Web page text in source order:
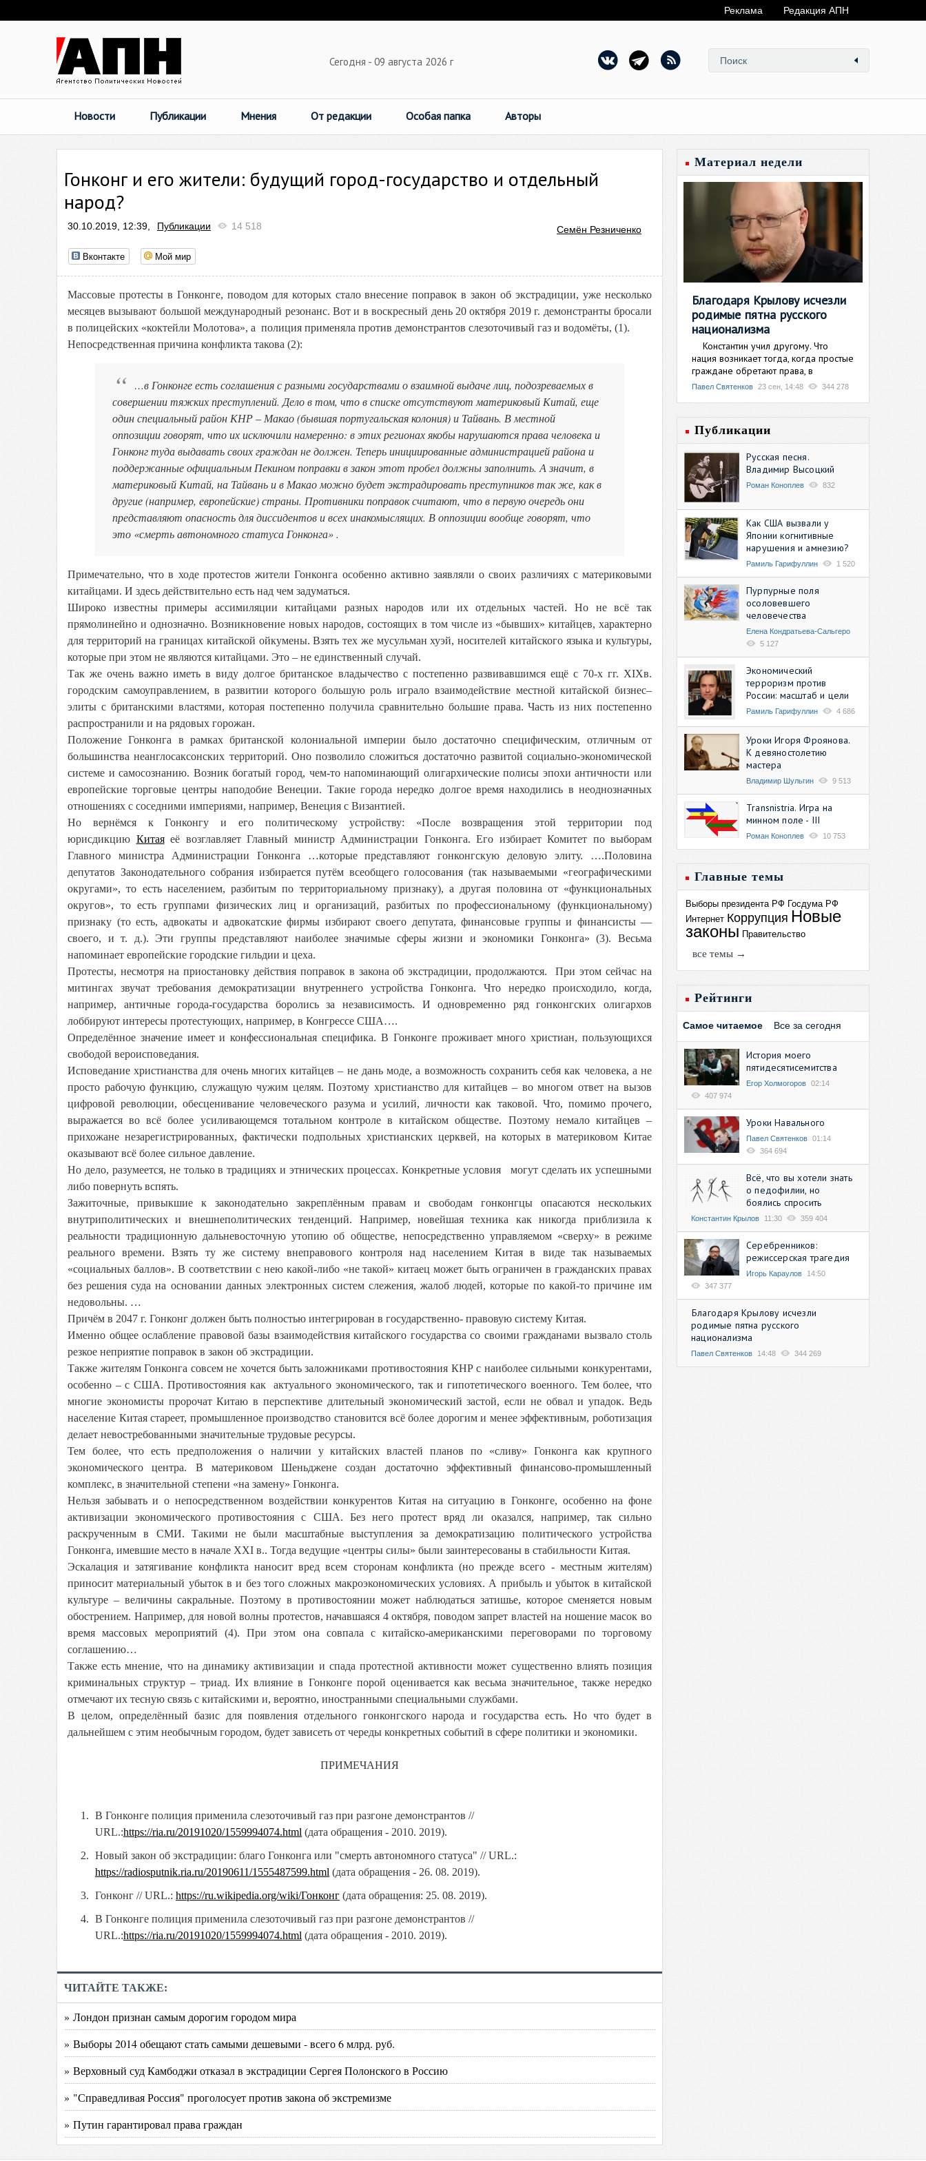
Реклама Редакция АПН
Сегодня - 09 августа 2026 г
Новости Публикации Мнения От редакции Особая папка Авторы
Гонконг и его жители: будущий город-государство и отдельный
народ?
30.10.2019, 12:39, Публикации 14 518 Семён Резниченко
Вконтакте Мой мир
Массовые протесты в Гонконге, поводом для которых стало внесение поправок в закон об экстрадиции, уже несколько
месяцев вызывают большой международный резонанс. Вот и в воскресный день 20 октября 2019 г. демонстранты бросали
в полицейских «коктейли Молотова», а полиция применяла против демонстрантов слезоточивый газ и водомёты, (1).
Непосредственная причина конфликта такова (2):
…в Гонконге есть соглашения с разными государствами о взаимной выдаче лиц, подозреваемых в
совершении тяжких преступлений. Дело в том, что в списке отсутствуют материковый Китай, еще
один специальный район КНР ‒ Макао (бывшая португальская колония) и Тайвань. В местной
оппозиции говорят, что их исключили намеренно: в этих регионах якобы нарушаются права человека и
Гонконг туда выдавать своих граждан не должен. Теперь инициированные администрацией района и
поддержанные официальным Пекином поправки в закон этот пробел должны заполнить. А значит, в
материковый Китай, на Тайвань и в Макао можно будет экстрадировать преступников так же, как в
другие (например, европейские) страны. Противники поправок считают, что в первую очередь они
представляют опасность для диссидентов и всех инакомыслящих. В оппозиции вообще говорят, что
это «смерть автономного статуса Гонконга» .
Примечательно, что в ходе протестов жители Гонконга особенно активно заявляли о своих различиях с материковыми
китайцами. И здесь действительно есть над чем задуматься.
Широко известны примеры ассимиляции китайцами разных народов или их отдельных частей. Но не всё так
прямолинейно и однозначно. Возникновение новых народов, состоящих в том числе из «бывших» китайцев, характерно
для территорий на границах китайской ойкумены. Взять тех же мусульман хуэй, носителей китайского языка и культуры,
которые при этом не являются китайцами. Это – не единственный случай.
Так же очень важно иметь в виду долгое британское владычество с постепенно развивавшимся ещё с 70-х гг. XIXв.
городским самоуправлением, в развитии которого большую роль играло взаимодействие местной китайской бизнес–
элиты с британскими властями, которая постепенно получила сравнительно большие права. Часть из них постепенно
распространили и на рядовых горожан.
Положение Гонконга в рамках британской колониальной империи было достаточно специфическим, отличным от
большинства неанглосаксонских территорий. Оно позволило сложиться достаточно развитой социально-экономической
системе и самосознанию. Возник богатый город, чем-то напоминающий олигархические полисы эпохи античности или
европейские торговые центры наподобие Венеции. Такие города нередко долгое время находились в неоднозначных
отношениях с соседними империями, например, Венеция с Византией.
Но вернёмся к Гонконгу и его политическому устройству: «После возвращения этой территории под
юрисдикцию Китаяеё возглавляет Главный министр Администрации Гонконга. Его избирает Комитет по выборам
Главного министра Администрации Гонконга …которые представляют гонконгскую деловую элиту. ….Половина
депутатов Законодательного собрания избирается путём всеобщего голосования (так называемыми «географическими
округами», то есть населением, разбитым по территориальному признаку), а другая половина от «функциональных
округов», то есть группами физических лиц и организаций, разбитых по профессиональному (функциональному)
признаку (то есть, адвокаты и адвокатские фирмы избирают своего депутата, финансовые группы и финансисты —
своего, и т. д.). Эти группы представляют наиболее значимые сферы жизни и экономики Гонконга» (3). Весьма
напоминает европейские городские гильдии и цеха.
Протесты, несмотря на приостановку действия поправок в закона об экстрадиции, продолжаются. При этом сейчас на
митингах звучат требования демократизации внутреннего устройства Гонконга. Что нередко происходило, когда,
например, античные города-государства боролись за независимость. И одновременно ряд гонконгских олигархов
лоббируют интересы протестующих, например, в Конгрессе США….
Определённое значение имеет и конфессиональная специфика. В Гонконге проживает много христиан, пользующихся
свободой вероисповедания.
Исповедание христианства для очень многих китайцев – не дань моде, а возможность сохранить себя как человека, а не
просто рабочую функцию, служащую чужим целям. Поэтому христианство для китайцев – во многом ответ на вызов
цифровой революции, обесценивание человеческого разума и усилий, личности как таковой. Что, помимо прочего,
выражается во всё более усиливающемся тотальном контроле в китайском обществе. Поэтому немало китайцев –
прихожане незарегистрированных, фактически подпольных христианских церквей, на которых в материковом Китае
оказывают всё более сильное давление.
Но дело, разумеется, не только в традициях и этнических процессах. Конкретные условия могут сделать их успешными
либо повернуть вспять.
Зажиточные, привыкшие к законодательно закреплённым правам и свободам гонконгцы опасаются нескольких
внутриполитических и внешнеполитических тенденций. Например, новейшая техника как никогда приблизила к
реальности традиционную дальневосточную утопию об обществе, непосредственно управляемом «сверху» в режиме
реального времени. Взять ту же систему внеправового контроля над населением Китая в виде так называемых
«социальных баллов». В соответствии с нею какой-либо «не такой» китаец может быть ограничен в гражданских правах
без решения суда на основании данных электронных систем слежения, жалоб людей, которые по какой-то причине им
недовольны. …
Причём в 2047 г. Гонконг должен быть полностью интегрирован в государственно- правовую систему Китая.
Именно общее ослабление правовой базы взаимодействия китайского государства со своими гражданами вызвало столь
резкое неприятие поправок в закон об экстрадиции.
Также жителям Гонконга совсем не хочется быть заложниками противостояния КНР с наиболее сильными конкурентами,
особенно – с США. Противостояния как актуального экономического, так и гипотетического военного. Тем более, что
многие экономисты пророчат Китаю в перспективе длительный экономический застой, если не обвал и упадок. Ведь
население Китая стареет, промышленное производство становится всё более дорогим и менее эффективным, роботизация
делает невостребованными значительные трудовые ресурсы.
Тем более, что есть предположения о наличии у китайских властей планов по «сливу» Гонконга как крупного
экономического центра. В материковом Шеньджене создан достаточно эффективный финансово-промышленный
комплекс, в значительной степени «на замену» Гонконга.
Нельзя забывать и о непосредственном воздействии конкурентов Китая на ситуацию в Гонконге, особенно на фоне
активизации экономического противостояния с США. Без него протест вряд ли оказался, например, так сильно
раскрученным в СМИ. Такими не были масштабные выступления за демократизацию политического устройства
Гонконга, имевшие место в начале XXI в.. Тогда ведущие «центры силы» были заинтересованы в стабильности Китая.
Эскалация и затягивание конфликта наносит вред всем сторонам конфликта (но прежде всего - местным жителям)
приносит материальный убыток в и без того сложных макроэкономических условиях. А прибыль и убыток в китайской
культуре – величины сакральные. Поэтому в противостоянии может наблюдаться затишье, которое сменяется новым
обострением. Например, для новой волны протестов, начавшаяся 4 октября, поводом запрет властей на ношение масок во
время массовых мероприятий (4). При этом она совпала с китайско-американскими переговорами по торговому
соглашению…
Также есть мнение, что на динамику активизации и спада протестной активности может существенно влиять позиция
криминальных структур – триад. Их влияние в Гонконге порой оценивается как весьма значительное¸ также нередко
отмечают их тесную связь с китайскими и, вероятно, иностранными специальными службами.
В целом, определённый базис для появления отдельного гонконгского народа и государства есть. Но что будет в
дальнейшем с этим необычным городом, будет зависеть от череды конкретных событий в сфере политики и экономики.
ПРИМЕЧАНИЯ
В Гонконге полиция применила слезоточивый газ при разгоне демонстрантов //
URL.:https://ria.ru/20191020/1559994074.html (дата обращения - 2010. 2019).
Новый закон об экстрадиции: благо Гонконга или "смерть автономного статуса" // URL.:
https://radiosputnik.ria.ru/20190611/1555487599.html (дата обращения - 26. 08. 2019).
Гонконг // URL.: https://ru.wikipedia.org/wiki/Гонконг (дата обращения: 25. 08. 2019).
В Гонконге полиция применила слезоточивый газ при разгоне демонстрантов //
URL.:https://ria.ru/20191020/1559994074.html (дата обращения - 2010. 2019).
ЧИТАЙТЕ ТАКЖЕ:
» Лондон признан самым дорогим городом мира
» Выборы 2014 обещают стать самыми дешевыми - всего 6 млрд. руб.
» Верховный суд Камбоджи отказал в экстрадиции Сергея Полонского в Россию
» "Справедливая Россия" проголосует против закона об экстремизме
» Путин гарантировал права граждан
Материал недели
Благодаря Крылову исчезли
родимые пятна русского
национализма
Константин учил другому. Что
нация возникает тогда, когда простые
граждане обретают права, в
Павел Святенков 23 сен, 14:48 344 278
Публикации
Русская песня.
Владимир Высоцкий
Роман Коноплев 832
Как США вызвали у
Японии когнитивные
нарушения и амнезию?
Рамиль Гарифуллин 1 520
Пурпурные поля
осоловевшего
человечества
Елена Кондратьева-Сальгеро
5 127
Экономический
терроризм против
России: масштаб и цели
Рамиль Гарифуллин 4 686
Уроки Игоря Фроянова.
К девяностолетию
мастера
Владимир Шульгин 9 513
Transnistria. Игра на
минном поле - III
Роман Коноплев 10 753
Главные темы
Выборы президента РФ Госдума РФ
Интернет Коррупция Новые
законы Правительство
все темы →
Рейтинги
Самое читаемое Все за сегодня
История моего
пятидесятисемитства
Егор Холмогоров 02:14
407 974
Уроки Навального
Павел Святенков 01:14
364 694
Всё, что вы хотели знать
о педофилии, но
боялись спросить
Константин Крылов 11:30 359 404
Серебренников:
режиссерская трагедия
Игорь Караулов
14:50
347 377
Благодаря Крылову исчезли
родимые пятна русского
национализма
Павел Святенков 14:48 344 269